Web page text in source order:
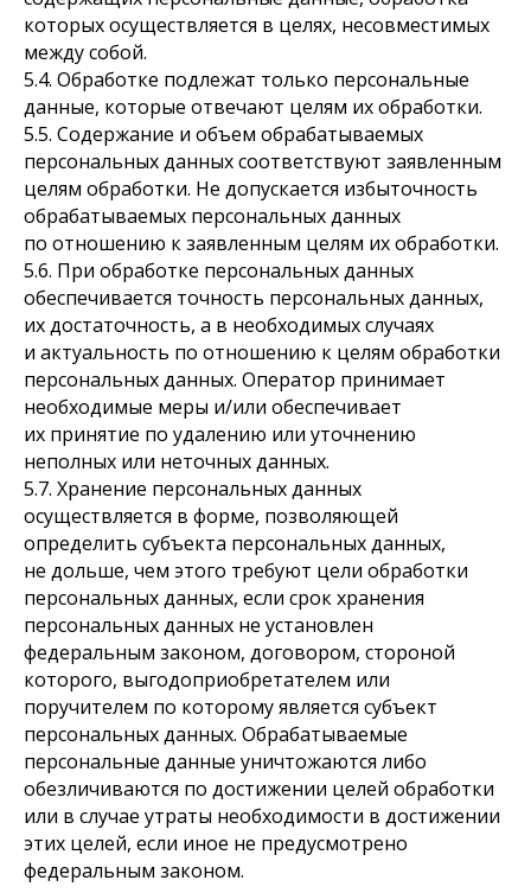
которых осуществляется в целях, несовместимых
между собой.
5.4. Обработке подлежат только персональные
данные, которые отвечают целям их обработки.
5.5. Содержание и объем обрабатываемых
персональных данных соответствуют заявленным
целям обработки. Не допускается избыточность
обрабатываемых персональных данных
по отношению к заявленным целям их обработки.
5.6. При обработке персональных данных
обеспечивается точность персональных данных,
их достаточность, а в необходимых случаях
и актуальность по отношению к целям обработки
персональных данных. Оператор принимает
необходимые меры и/или обеспечивает
их принятие по удалению или уточнению
неполных или неточных данных.
5.7. Хранение персональных данных
осуществляется в форме, позволяющей
определить субъекта персональных данных,
не дольше, чем этого требуют цели обработки
персональных данных, если срок хранения
персональных данных не установлен
федеральным законом, договором, стороной
которого, выгодоприобретателем или
поручителем по которому является субъект
персональных данных. Обрабатываемые
персональные данные уничтожаются либо
обезличиваются по достижении целей обработки
или в случае утраты необходимости в достижении
этих целей, если иное не предусмотрено
федеральным законом.